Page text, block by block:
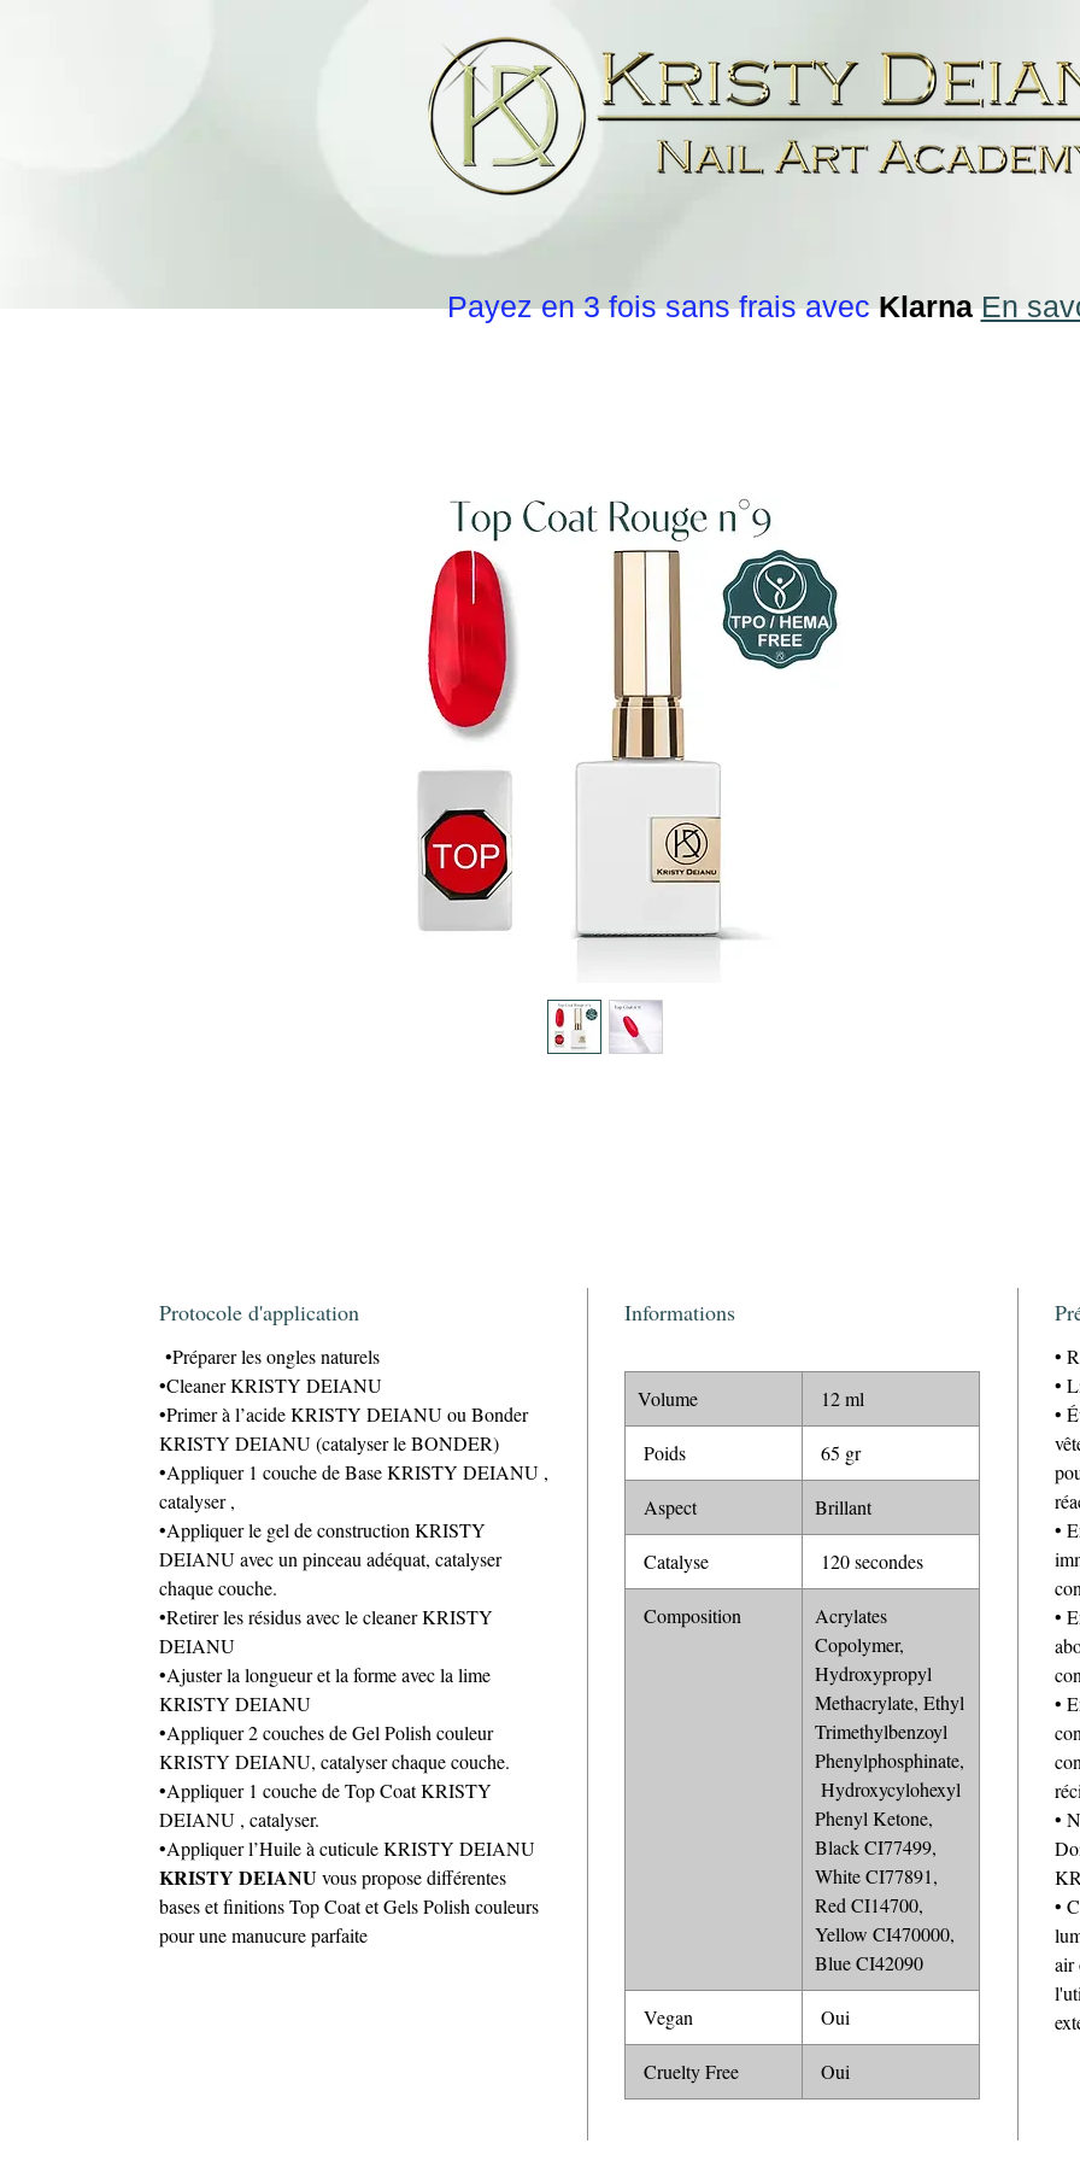
Protocole d'application
•Préparer les ongles naturels
•Cleaner KRISTY DEIANU
•Primer à l’acide KRISTY DEIANU ou Bonder
KRISTY DEIANU (catalyser le BONDER)
•Appliquer 1 couche de Base KRISTY DEIANU ,
catalyser ,
•Appliquer le gel de construction KRISTY
DEIANU avec un pinceau adéquat, catalyser
chaque couche.
•Retirer les résidus avec le cleaner KRISTY
DEIANU
•Ajuster la longueur et la forme avec la lime
KRISTY DEIANU
•Appliquer 2 couches de Gel Polish couleur
KRISTY DEIANU, catalyser chaque couche.
•Appliquer 1 couche de Top Coat KRISTY
DEIANU , catalyser.
•Appliquer l’Huile à cuticule KRISTY DEIANU
KRISTY DEIANUvous propose différentes
bases et finitions Top Coat et Gels Polish couleurs
pour une manucure parfaite
Informations
Volume 12 ml
Poids 65 gr
Aspect Brillant
Catalyse 120 secondes
Composition
Acrylates
Copolymer,
Hydroxypropyl
Methacrylate, Ethyl
Trimethylbenzoyl
Phenylphosphinate,
Hydroxycylohexyl
Phenyl Ketone,
Black CI77499,
White CI77891,
Red CI14700,
Yellow CI470000,
Blue CI42090
Vegan Oui
Cruelty Free Oui
•
•
•
•
•
•
•
•
air
Payez en 3 fois sans frais avecKlarna En